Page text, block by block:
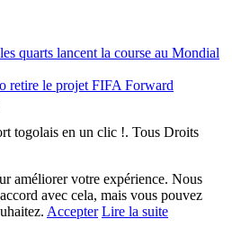
quarts lancent la course au Mondial
retire le projet FIFA Forward
togolais en un clic !. Tous Droits
améliorer votre expérience. Nous
avec cela, mais vous pouvez
Accepter Lire la suite